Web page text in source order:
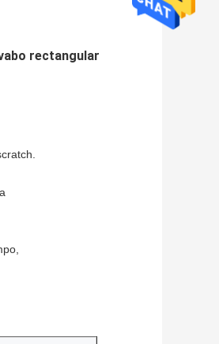
rectangular